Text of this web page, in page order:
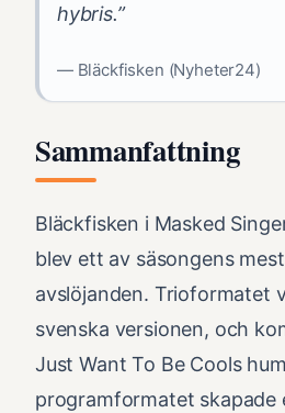
hybris.”
— Bläckfisken (Nyheter24)
Sammanfattning
Bläckfisken i Masked
blev ett av säsongens
avslöjanden. Trioformatet
svenska versionen, och
Just Want To Be Cools
programformatet skapade